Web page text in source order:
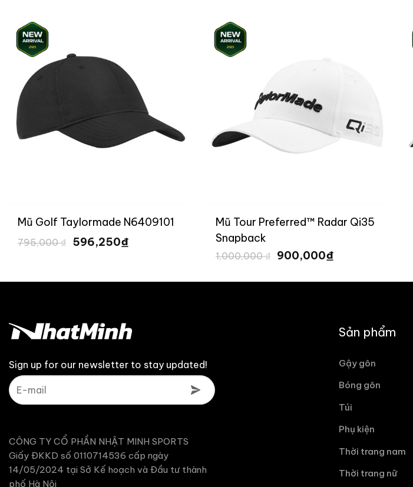
Mũ Golf Taylormade N6409101
795,000₫ Giá
gốc
596,250₫
596,250 ₫.
Mũ Tour Preferred™ Radar Qi35
Snapback
1,000,000₫ Giá
gốc
1,000,000 ₫.
900,000₫
là:
Sign up for our newsletter to stay updated!
CÔNG TY CỔ PHẦN NHẬT MINH SPORTS
Giấy ĐKKD số 0110714536 cấp ngày
14/05/2024 tại Sở Kế hoạch và Đầu tư thành
phố Hà Nội
Sản phẩm
Gậy gôn
Bóng gôn
Túi
Phụ kiện
Thời trang nam
Thời trang nữ